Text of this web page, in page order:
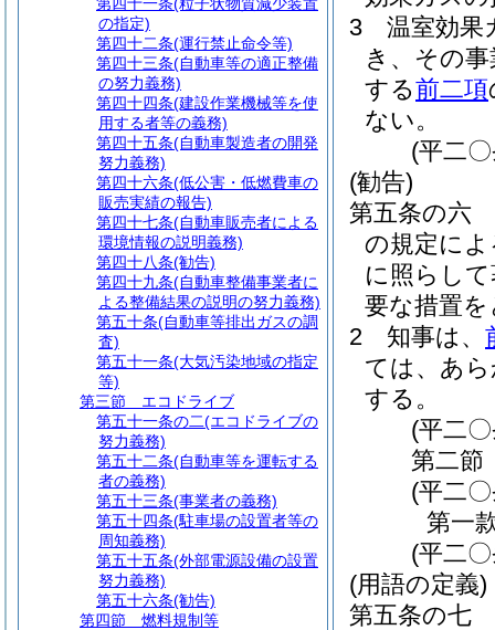
3
温室効果
き、その
する前二項
ない。
(平二
(勧告)
第五条の六
の規定に
に照らし
要な措置
2
知事は、
ては、あ
する。
(平二
第二節
(平二
第一
(平二
(用語の定義)
第五条の七
の指定)
第四十二条(運行禁止命令等)
第四十三条(自動車等の適正整備
の努力義務)
第四十四条(建設作業機械等を使
用する者等の義務)
第四十五条(自動車製造者の開発
努力義務)
第四十六条(低公害・低燃費車の
販売実績の報告)
第四十七条(自動車販売者による
環境情報の説明義務)
第四十八条(勧告)
第四十九条(自動車整備事業者に
よる整備結果の説明の努力義務)
第五十条(自動車等排出ガスの調
査)
第五十一条(大気汚染地域の指定
等)
第三節
エコドライブ
第五十一条の二(エコドライブの
努力義務)
第五十二条(自動車等を運転する
者の義務)
第五十三条(事業者の義務)
第五十四条(駐車場の設置者等の
周知義務)
第五十五条(外部電源設備の設置
努力義務)
第五十六条(勧告)
第四節
燃料規制等